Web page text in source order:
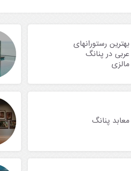
بهترین رستورانهای
عربی در پنانگ
مالزی
معابد پنانگ